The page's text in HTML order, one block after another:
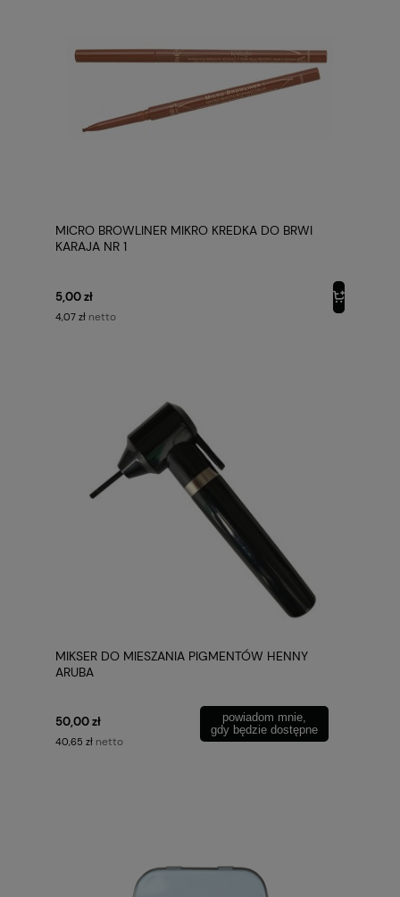
MICRO BROWLINER MIKRO KREDKA DO BRWI
KARAJA NR 1
5,00 zł
4,07 zł netto
MIKSER DO MIESZANIA PIGMENTÓW HENNY
ARUBA
50,00 zł
40,65 zł netto
powiadom mnie,
gdy będzie dostępne